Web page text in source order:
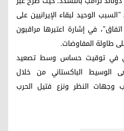
الوحيد لبقاء الإيرانيين على
في إشارة اعتبرها مراقبون
طاولة المفاوضات.
في توقيت حساس وسط تصعيد
الوسيط الباكستاني من خلال
وجهات النظر ونزع فتيل الحرب